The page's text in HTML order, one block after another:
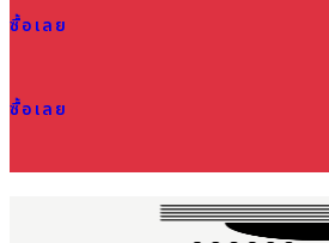
ซื้อเลย
ซื้อเลย